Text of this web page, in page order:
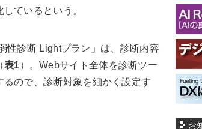
ているという。
診断 Lightプラン」は、診断内容
表1）。Webサイト全体を診断ツー
ので、診断対象を細かく設定す
お